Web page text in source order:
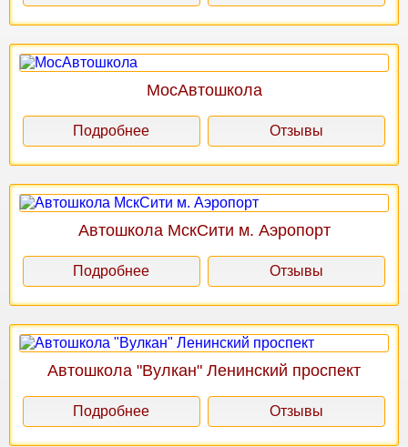
МосАвтошкола
Подробнее Отзывы
Автошкола МскСити м. Аэропорт
Подробнее Отзывы
Автошкола "Вулкан" Ленинский проспект
Подробнее Отзывы